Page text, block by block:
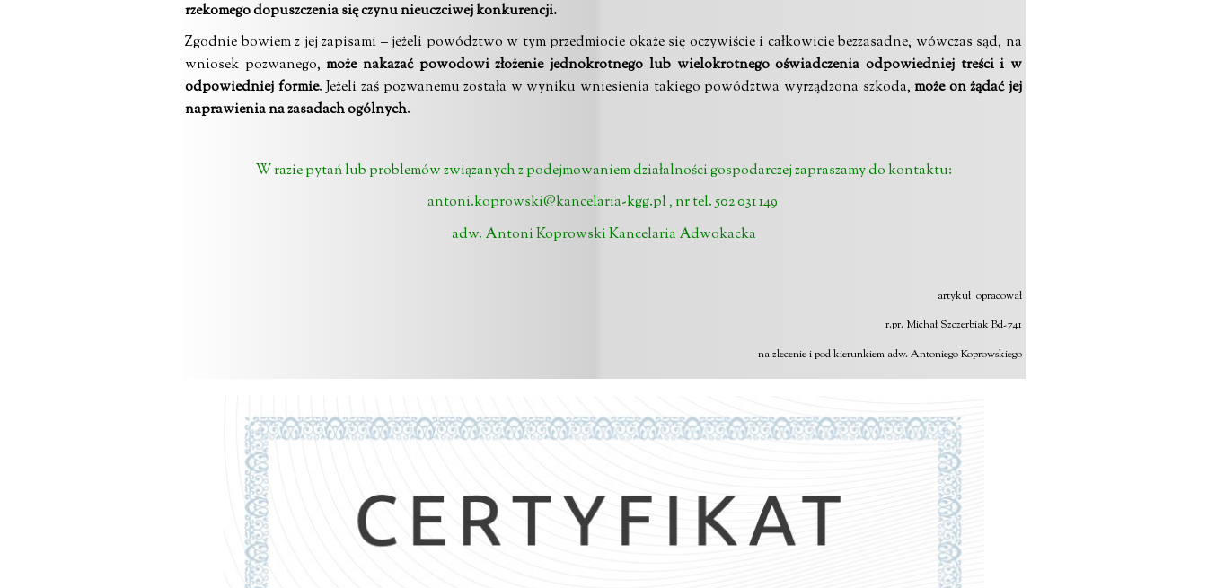
rzekomego dopuszczenia się czynu nieuczciwej konkurencji.
Zgodnie bowiem z jej zapisami – jeżeli powództwo w tym przedmiocie okaże się oczywiście i całkowicie bezzasadne, wówczas sąd, na
wniosek pozwanego,może nakazać powodowi złożenie jednokrotnego lub wielokrotnego oświadczenia odpowiedniej treści i w
odpowiedniej formie. Jeżeli zaś pozwanemu została w wyniku wniesienia takiego powództwa wyrządzona szkoda,może on żądać jej
naprawienia na zasadach ogólnych.
W razie pytań lub problemów związanych z podejmowaniem działalności gospodarczej zapraszamy do kontaktu:
antoni.koprowski@kancelaria-kgg.pl, nr tel. 502 031 149
adw. Antoni Koprowski Kancelaria Adwokacka
artykuł opracował
r.pr. Michał Szczerbiak Bd-741
na zlecenie i pod kierunkiem adw. Antoniego Koprowskiego